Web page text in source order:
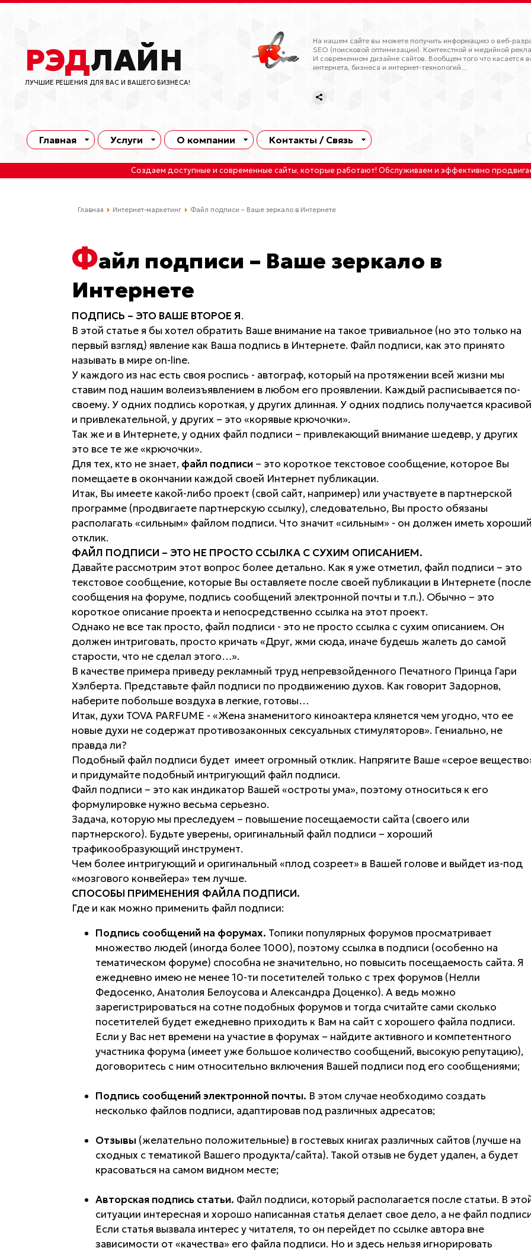
РЭДЛАЙН
ЛУЧШИЕ РЕШЕНИЯ ДЛЯ ВАС И ВАШЕГО БИЗНЕСА!
На нашем сайте вы можете получить информацию о веб-
SEO (поисковой оптимизации). Контекстной и медийной
И современном дизайне сайтов. Вообщем того что касается
интернета, бизнеса и интернет-технологий...
Главная Услуги О компании Контакты / Связь
Создаем доступные и современные сайты, которые работают! Обслуживаем и эффективно
Главная Интернет-маркетинг Файл подписи – Ваше зеркало в Интернете
Файл подписи – Ваше зеркало в
Интернете
ПОДПИСЬ – ЭТО ВАШЕ ВТОРОЕ Я.
В этой статье я бы хотел обратить Ваше внимание на такое тривиальное (но это только на
первый взгляд) явление как Ваша подпись в Интернете. Файл подписи, как это принято
называть в мире on-line.
У каждого из нас есть своя роспись - автограф, который на протяжении всей жизни мы
ставим под нашим волеизъявлением в любом его проявлении. Каждый расписывается по-
своему. У одних подпись короткая, у других длинная. У одних подпись получается красивой
и привлекательной, у других – это «корявые крючочки».
Так же и в Интернете, у одних файл подписи – привлекающий внимание шедевр, у других
это все те же «крючочки».
Для тех, кто не знает, файл подписи– это короткое текстовое сообщение, которое Вы
помещаете в окончании каждой своей Интернет публикации.
Итак, Вы имеете какой-либо проект (свой сайт, например) или участвуете в партнерской
программе (продвигаете партнерскую ссылку), следовательно, Вы просто обязаны
располагать «сильным» файлом подписи. Что значит «сильным» - он должен иметь
отклик.
ФАЙЛ ПОДПИСИ – ЭТО НЕ ПРОСТО ССЫЛКА С СУХИМ ОПИСАНИЕМ.
Давайте рассмотрим этот вопрос более детально. Как я уже отметил, файл подписи – это
текстовое сообщение, которые Вы оставляете после своей публикации в Интернете (после
сообщения на форуме, подпись сообщений электронной почты и т.п.). Обычно – это
короткое описание проекта и непосредственно ссылка на этот проект.
Однако не все так просто, файл подписи - это не просто ссылка с сухим описанием. Он
должен интриговать, просто кричать «Друг, жми сюда, иначе будешь жалеть до самой
старости, что не сделал этого…».
В качестве примера приведу рекламный труд непревзойденного Печатного Принца Гари
Хэлберта. Представьте файл подписи по продвижению духов. Как говорит Задорнов,
наберите побольше воздуха в легкие, готовы…
Итак, духи TOVA PARFUME - «Жена знаменитого киноактера клянется чем угодно, что ее
новые духи не содержат противозаконных сексуальных стимуляторов». Гениально, не
правда ли?
Подобный файл подписи будет имеет огромный отклик. Напрягите Ваше «серое
и придумайте подобный интригующий файл подписи.
Файл подписи – это как индикатор Вашей «остроты ума», поэтому относиться к его
формулировке нужно весьма серьезно.
Задача, которую мы преследуем – повышение посещаемости сайта (своего или
партнерского). Будьте уверены, оригинальный файл подписи – хороший
трафикообразующий инструмент.
Чем более интригующий и оригинальный «плод созреет» в Вашей голове и выйдет из-под
«мозгового конвейера» тем лучше.
СПОСОБЫ ПРИМЕНЕНИЯ ФАЙЛА ПОДПИСИ.
Где и как можно применить файл подписи:
Подпись сообщений на форумах. Топики популярных форумов просматривает
множество людей (иногда более 1000), поэтому ссылка в подписи (особенно на
тематическом форуме) способна не значительно, но повысить посещаемость сайта. Я
ежедневно имею не менее 10-ти посетителей только с трех форумов (Нелли
Федосенко, Анатолия Белоусова и Александра Доценко). А ведь можно
зарегистрироваться на сотне подобных форумов и тогда считайте сами сколько
посетителей будет ежедневно приходить к Вам на сайт с хорошего файла подписи.
Если у Вас нет времени на участие в форумах – найдите активного и компетентного
участника форума (имеет уже большое количество сообщений, высокую репутацию),
договоритесь с ним относительно включения Вашей подписи под его сообщениями;
Подпись сообщений электронной почты. В этом случае необходимо создать
несколько файлов подписи, адаптировав под различных адресатов;
Отзывы (желательно положительные) в гостевых книгах различных сайтов (лучше на
сходных с тематикой Вашего продукта/сайта). Такой отзыв не будет удален, а будет
красоваться на самом видном месте;
Авторская подпись статьи. Файл подписи, который располагается после статьи. В
ситуации интересная и хорошо написанная статья делает свое дело, а не файл
Если статья вызвала интерес у читателя, то он перейдет по ссылке автора вне
зависимости от «качества» его файла подписи. Но и здесь нельзя игнорировать